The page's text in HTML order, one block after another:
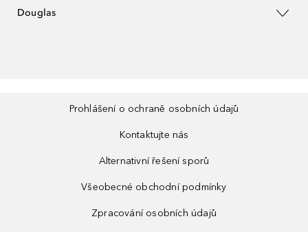
Douglas
Prohlášení o ochraně osobních údajů
Kontaktujte nás
Alternativní řešení sporů
Všeobecné obchodní podmínky
Zpracování osobních údajů